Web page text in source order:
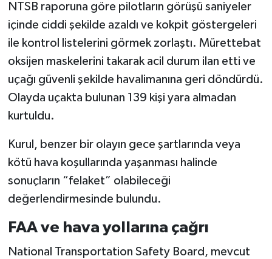
NTSB raporuna göre pilotların görüşü saniyeler
içinde ciddi şekilde azaldı ve kokpit göstergeleri
ile kontrol listelerini görmek zorlaştı. Mürettebat
oksijen maskelerini takarak acil durum ilan etti ve
uçağı güvenli şekilde havalimanına geri döndürdü.
Olayda uçakta bulunan 139 kişi yara almadan
kurtuldu.
Kurul, benzer bir olayın gece şartlarında veya
kötü hava koşullarında yaşanması halinde
sonuçların “felaket” olabileceği
değerlendirmesinde bulundu.
FAA ve hava yollarına çağrı
National Transportation Safety Board, mevcut